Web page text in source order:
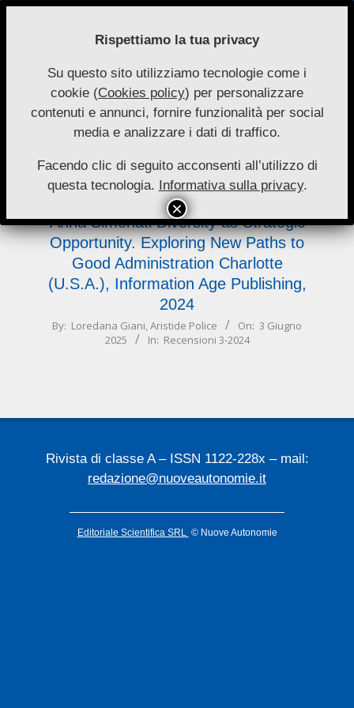
Skip
Nuove
Autonomie
Primary
Navigation
Menu
Anna Simonati Diversity as Strategic
Opportunity. Exploring New Paths to
Good Administration Charlotte
(U.S.A.), Information Age Publishing,
2024
2025-
By: Loredana Giani,Aristide Police On: 3 Giugno
2025
In: Recensioni 3-2024
Rivista di classe A – ISSN 1122-228x – mail:
redazione@nuoveautonomie.it
Editoriale Scientifica SRL © Nuove Autonomie
Rispettiamo la tua privacy
Su questo sito utilizziamo tecnologie come i
cookie (Cookies policy) per personalizzare
contenuti e annunci, fornire funzionalità per social
media e analizzare i dati di traffico.
Facendo clic di seguito acconsenti all’utilizzo di
questa tecnologia. Informativa sulla privacy.